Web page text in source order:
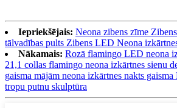
Iepriekšējais: Neona zibens zīme
tālvadības pults Zibens LED Neona
Nākamais: Rozā flamingo LED neona
21,1 collas flamingo neona izkārtnes sienu
gaisma mājām neona izkārtnes nakts
tropu putnu skulptūra